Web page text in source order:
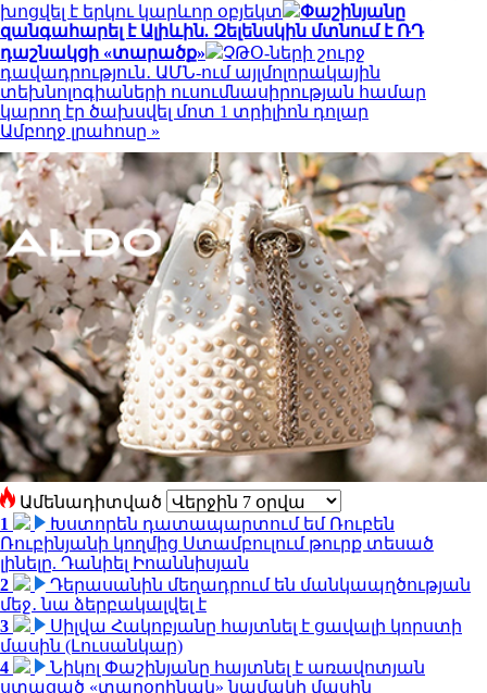
խոցվել է երկու կարևոր օբյեկտ
Փաշինյանը
զանգահարել է Ալիևին. Զելենսկին մտնում է ՌԴ
դաշնակցի «տարածք»
ՉԹՕ-ների շուրջ
դավադրություն․ ԱՄՆ-ում այլմոլորակային
տեխնոլոգիաների ուսումնասիրության համար
կարող էր ծախսվել մոտ 1 տրիլիոն դոլար
Ամբողջ լրահոսը »
Ամենադիտված
1
Խստորեն դատապարտում եմ Ռուբեն
Ռուբինյանի կողմից Ստամբուլում թուրք տեսած
լինելը. Դանիել Իոաննիսյան
2
Դերասանին մեղադրում են մանկապղծության
մեջ․ նա ձերբակալվել է
3
Սիլվա Հակոբյանը հայտնել է ցավալի կորստի
մասին (Լուսանկար)
4
Նիկոլ Փաշինյանը հայտնել է առավոտյան
ստացած «տարօրինակ» նամակի մասին